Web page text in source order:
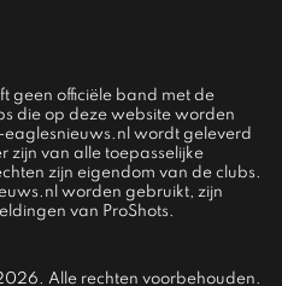
geen officiële band met de
die op deze website worden
wordt geleverd
zijn van alle toepasselijke
zijn eigendom van de clubs.
worden gebruikt, zijn
van ProShots.
Alle rechten voorbehouden.